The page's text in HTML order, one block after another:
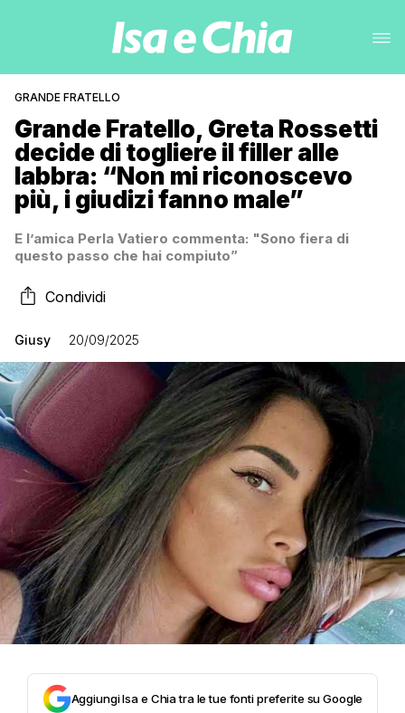
GRANDE FRATELLO
Grande Fratello, Greta Rossetti
decide di togliere il filler alle
labbra: “Non mi riconoscevo
più, i giudizi fanno male”
E l’amica Perla Vatiero commenta: "Sono fiera di
questo passo che hai compiuto”
Condividi
Giusy 20/09/2025
Aggiungi Isa e Chia tra le tue fonti preferite su Google